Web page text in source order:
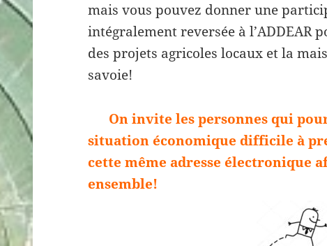
mais vous pouvez donner une
intégralement reversée à l’ADDEAR
des projets agricoles locaux et la
savoie!
On invite les personnes qui
situation économique difficile à
cette même adresse électronique
ensemble!